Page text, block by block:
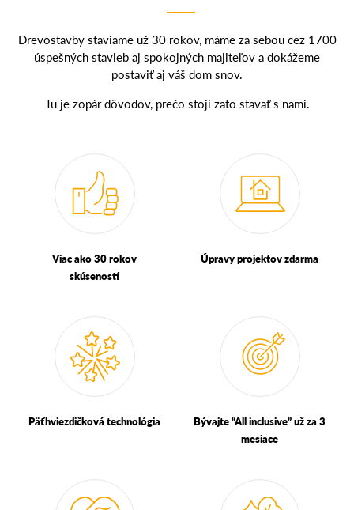
Drevostavby staviame už 30 rokov, máme za sebou cez 1700
úspešných stavieb aj spokojných majiteľov a dokážeme
postaviť aj váš dom snov.
Tu je zopár dôvodov, prečo stojí zato stavať s nami.
Viac ako 30 rokov
skúseností
Úpravy projektov zdarma
Päťhviezdičková technológia
Bývajte “All inclusive” už za 3
mesiace